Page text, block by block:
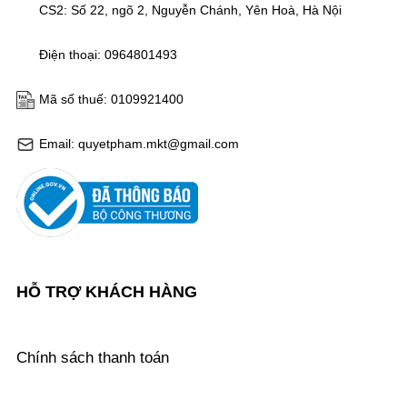
Email: quyetpham.mkt@gmail.com
Mã số thuế: 0109921400
Điện thoại: 0964801493
CS2: Số 22, ngõ 2, Nguyễn Chánh, Yên Hoà, Hà Nội
HỖ TRỢ KHÁCH HÀNG
Chính sách thanh toán